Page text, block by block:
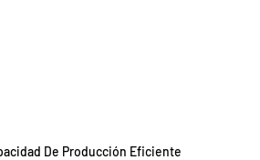
De Producción Eficiente